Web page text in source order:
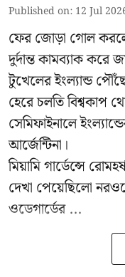
Published on: 12 Jul
ফের জোড়া গোল
দুর্দান্ত কামব্যাক করে
টুখেলের ইংল্যান্ড
হেরে চলতি বিশ্বকাপ
সেমিফাইনালে
আর্জেন্টিনা।
মিয়ামি গার্ডেন্সে
দেখা পেয়েছিলো
ওডেগার্ডের ...